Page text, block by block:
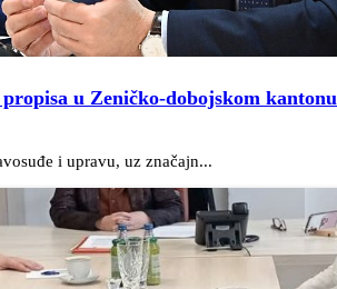
u Zeničko-dobojskom kantonu
i upravu, uz značajn...